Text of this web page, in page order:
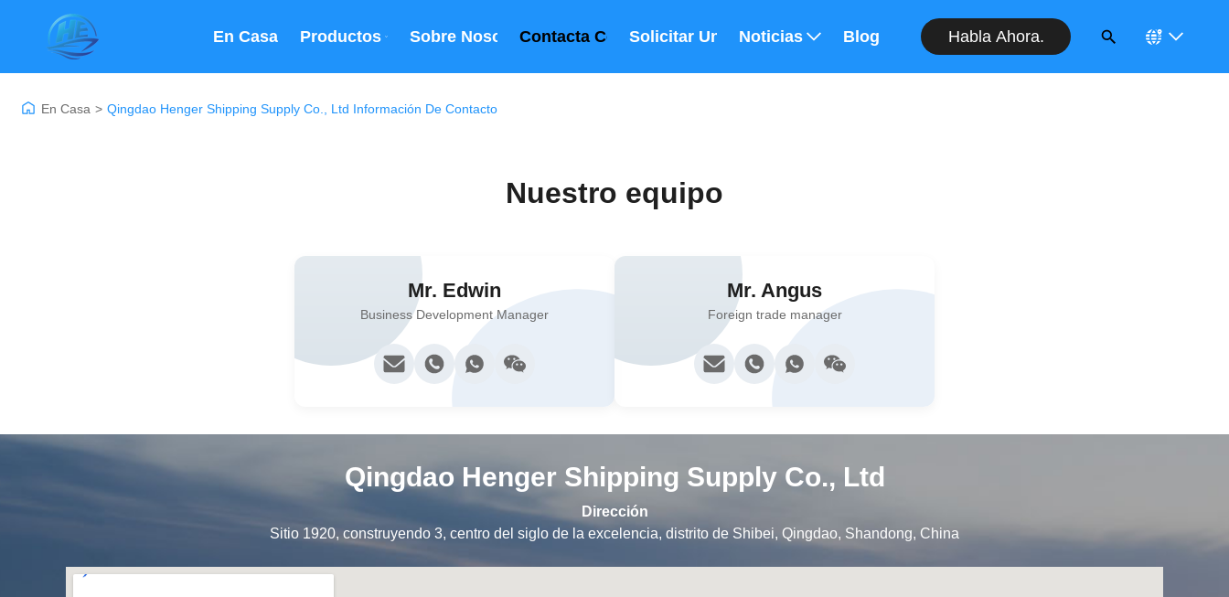
En Casa Productos Sobre NosotrosContacta Con Nosotros
Solicitar Una CitaNoticias Blog Habla Ahora.
En Casa > Qingdao Henger Shipping Supply Co., Ltd Información De Contacto
Nuestro equipo
Mr. Edwin
Business Development Manager
Mr. Angus
Foreign trade manager
Qingdao Henger Shipping Supply Co., Ltd
Dirección
Sitio 1920, construyendo 3, centro del siglo de la excelencia, distrito de Shibei, Qingdao, Shandong, China